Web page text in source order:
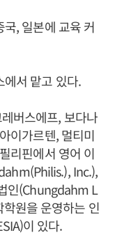
, 일본에 교육 커
서 맡고 있다.
버스에프, 보다나
이가르텐, 멀티미
리핀에서 영어 이
Inc.),
인(Chungdahm L
원을 운영하는 인
이 있다.